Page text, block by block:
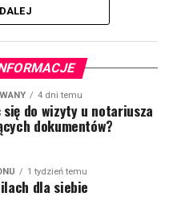
4 dni temu
do wizyty u notariusza
dokumentów?
1 tydzień temu
dla siebie